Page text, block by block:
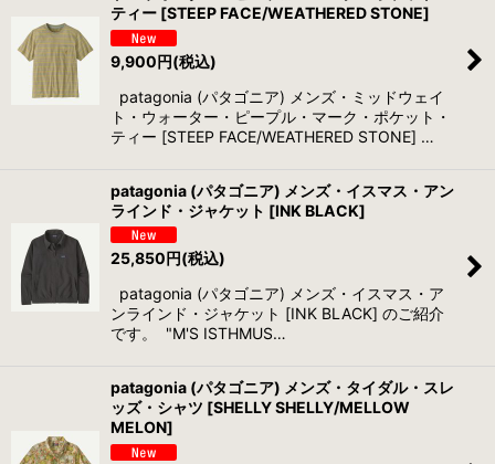
ティー [STEEP FACE/WEATHERED STONE]
9,900円(税込)
patagonia (パタゴニア) メンズ・ミッドウェイ
ト・ウォーター・ピープル・マーク・ポケット・
ティー [STEEP FACE/WEATHERED STONE] …
patagonia (パタゴニア) メンズ・イスマス・アン
ラインド・ジャケット [INK BLACK]
25,850円(税込)
patagonia (パタゴニア) メンズ・イスマス・ア
ンラインド・ジャケット [INK BLACK] のご紹介
です。 "M'S ISTHMUS…
patagonia (パタゴニア) メンズ・タイダル・スレ
ッズ・シャツ [SHELLY SHELLY/MELLOW
MELON]